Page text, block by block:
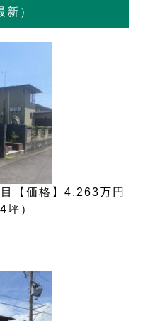
）
【価格】4,263万円
坪）